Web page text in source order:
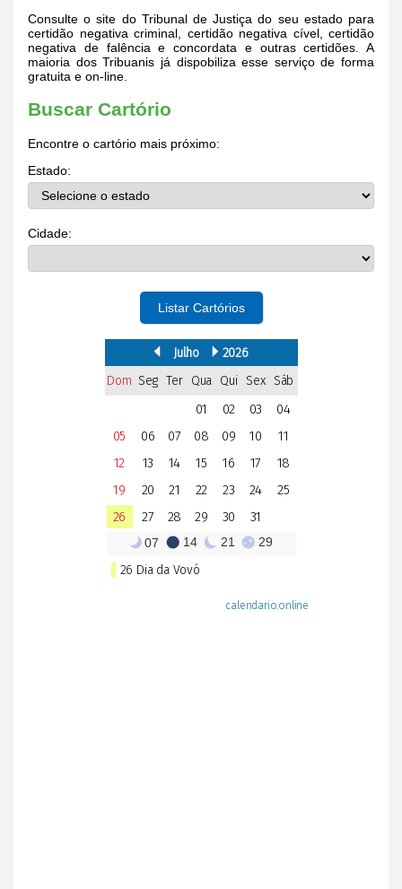
Consulte o site do Tribunal de Justiça do seu estado para
certidão negativa criminal, certidão negativa cível, certidão
negativa de falência e concordata e outras certidões. A
maioria dos Tribuanis já dispobiliza esse serviço de forma
gratuita e on-line.
Buscar Cartório
Encontre o cartório mais próximo:
Estado:
Cidade:
Listar Cartórios